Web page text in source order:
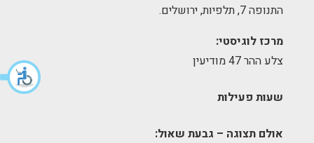
התנופה 7, תלפיות, ירושלים.
מרכז לוגיסטי:
צלע ההר 47 מודיעין
שעות פעילות
אולם תצוגה – גבעת שאול: